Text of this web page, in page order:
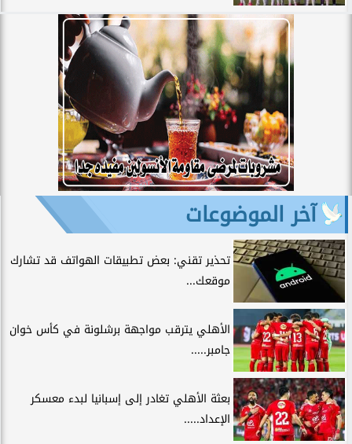
آخر الموضوعات
تحذير تقني: بعض تطبيقات الهواتف قد تشارك
موقعك...
الأهلي يترقب مواجهة برشلونة في كأس خوان
جامبر.....
بعثة الأهلي تغادر إلى إسبانيا لبدء معسكر
الإعداد.....